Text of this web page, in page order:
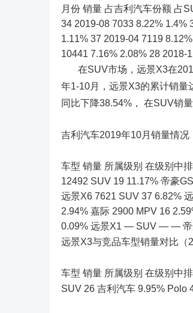
月份 销量 占吉利汽车份额 占
34 2019-08 7033 8.22% 1.4%
1.11% 37 2019-04 7119
10441 7.16% 2.08% 28 2018-
在SUV市场，远景X3在
年1-10月，远景X3的累计销量
同比下降38.54%， 在SUV销
吉利汽车2019年10月销量情况
车型 销量 所属级别 在级别中
12492 SUV 19 11.17% 帝豪
远景X6 7621 SUV 37 6.82%
2.94% 嘉际 2900 MPV 16
0.09% 远景X1 — SUV — —
远景X3与竞品车型销量对比（
车型 销量 所属级别 在级别中
SUV 26 吉利汽车 9.95% Polo